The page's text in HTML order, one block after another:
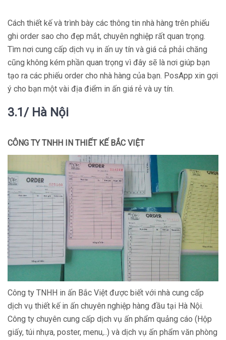
Cách thiết kế và trình bày các thông tin nhà hàng trên phiếu
ghi order sao cho đẹp mắt, chuyên nghiệp rất quan trọng.
Tìm nơi cung cấp dịch vụ in ấn uy tín và giá cả phải chăng
cũng không kém phần quan trọng vì đây sẽ là nơi giúp bạn
tạo ra các phiếu order cho nhà hàng của bạn. PosApp xin gợi
ý cho bạn một vài địa điểm in ấn giá rẻ và uy tín.
3.1/ Hà Nội
CÔNG TY TNHH IN THIẾT KẾ BẮC VIỆT
Công ty TNHH in ấn Bắc Việt được biết với nhà cung cấp
dịch vụ thiết kế in ấn chuyên nghiệp hàng đầu tại Hà Nội.
Công ty chuyên cung cấp dịch vụ ấn phẩm quảng cáo (Hộp
giấy, túi nhựa, poster, menu,..) và dịch vụ ấn phẩm văn phòng